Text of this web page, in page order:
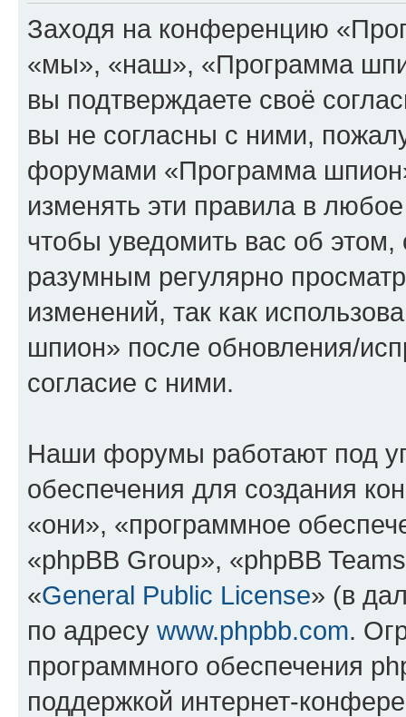
Заходя на конференцию
«мы», «наш», «Программа
вы подтверждаете своё
вы не согласны с ними,
форумами «Программа
изменять эти правила в
чтобы уведомить вас об
разумным регулярно
изменений, так как
шпион» после обновления/
согласие с ними.
Наши форумы работают под
обеспечения для создания
«они», «программное
«phpBB Group», «phpBB
«General Public License» (в
по адресу www.phpbb.com.
программного обеспечения
поддержкой интернет-